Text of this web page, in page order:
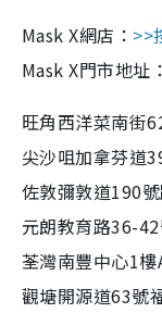
Mask X網店： >>
Mask X門市地址：
旺角西洋菜南街
尖沙咀加拿芬道
佐敦彌敦道190
元朗教育路36-
荃灣南豐中心1樓
觀塘開源道63號